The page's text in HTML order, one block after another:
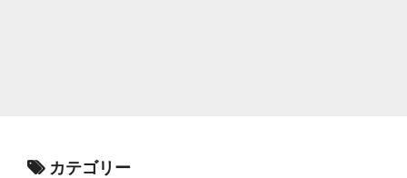
カテゴリー